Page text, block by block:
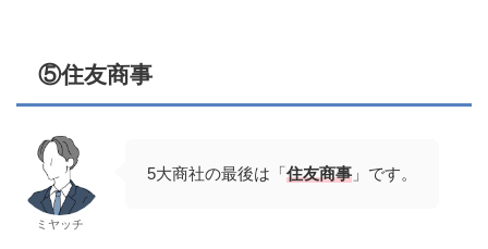
⑤住友商事
ミヤッチ
5大商社の最後は「住友商事 」です。